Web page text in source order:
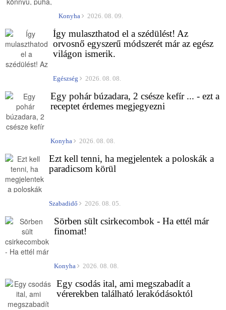
Konyha 2026. 08. 09.
Így mulaszthatod el a szédülést! Az
orvosnő egyszerű módszerét már az egész
világon ismerik.
Egészség 2026. 08. 08.
Egy pohár búzadara, 2 csésze kefír ... - ezt a
receptet érdemes megjegyezni
Konyha 2026. 08. 08.
Ezt kell tenni, ha megjelentek a poloskák a
paradicsom körül
Szabadidő 2026. 08. 05.
Sörben sült csirkecombok - Ha ettél már
finomat!
Konyha 2026. 08. 08.
Egy csodás ital, ami megszabadít a
vérerekben található lerakódásoktól